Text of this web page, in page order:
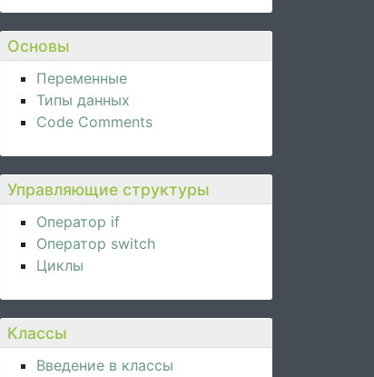
Основы
Переменные
Типы данных
Code Comments
Управляющие структуры
Оператор if
Оператор switch
Циклы
Классы
Введение в классы